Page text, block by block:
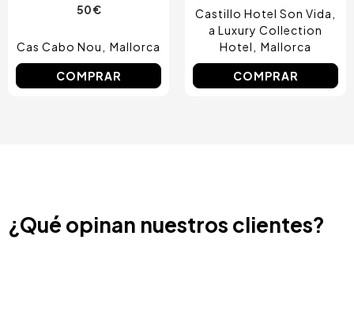
50 €
Cas Cabo Nou Mallorca
COMPRAR
Castillo Hotel Son Vida,
a Luxury Collection
Hotel
Mallorca
COMPRAR
¿Qué opinan nuestros clientes?